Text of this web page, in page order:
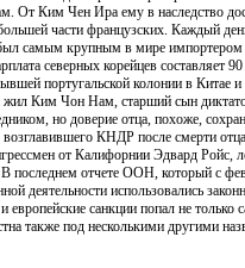
От Ким Чен Ира ему в наследство
части французских. Каждый
самым крупным в мире импортером
северных корейцев
португальской колонии в
Ким Чон Нам, старший сын
но доверие отца, похоже,
КНДР после смерти
от Калифорнии Эдвард
последнем отчете ООН, который с
деятельности использовались
санкции попал не
также под несколькими другими